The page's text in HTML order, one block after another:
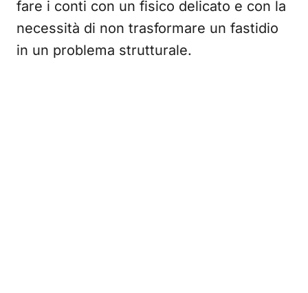
fare i conti con un fisico delicato e con la
necessità di non trasformare un fastidio
in un problema strutturale.